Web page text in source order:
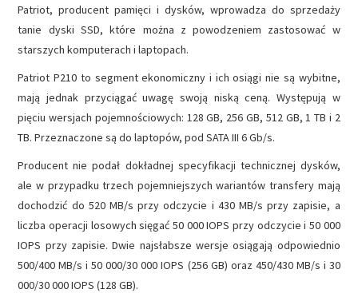
Patriot, producent pamięci i dysków, wprowadza do sprzedaży
tanie dyski SSD, które można z powodzeniem zastosować w
starszych komputerach i laptopach.
Patriot P210 to segment ekonomiczny i ich osiągi nie są wybitne,
mają jednak przyciągać uwagę swoją niską ceną. Występują w
pięciu wersjach pojemnościowych: 128 GB, 256 GB, 512 GB, 1 TB i 2
TB. Przeznaczone są do laptopów, pod SATA III 6 Gb/s.
Producent nie podał dokładnej specyfikacji technicznej dysków,
ale w przypadku trzech pojemniejszych wariantów transfery mają
dochodzić do 520 MB/s przy odczycie i 430 MB/s przy zapisie, a
liczba operacji losowych sięgać 50 000 IOPS przy odczycie i 50 000
IOPS przy zapisie. Dwie najsłabsze wersje osiągają odpowiednio
500/400 MB/s i 50 000/30 000 IOPS (256 GB) oraz 450/430 MB/s i 30
000/30 000 IOPS (128 GB).